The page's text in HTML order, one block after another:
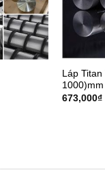
Láp
1000)mm
673,000₫